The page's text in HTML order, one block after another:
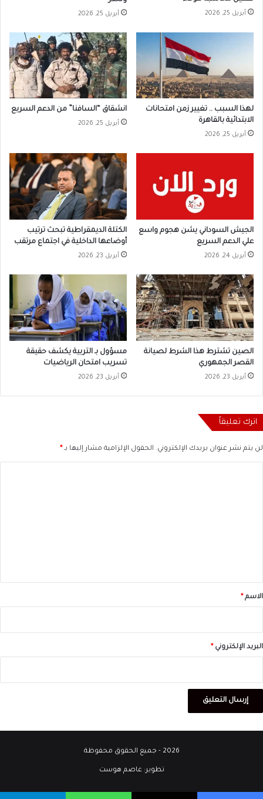
أبريل 25, 2026 أبريل 25, 2026
لهذا السبب .. تغيير زمن امتحانات
الابتدائية بالقاهرة
أبريل 25, 2026
انشقاق “السافنا” من الدعم السريع
أبريل 25, 2026
الجيش السوداني يشن هجوم واسع
علي الدعم السريع
أبريل 24, 2026
الكتلة الديمقراطية تبحث ترتيب
أوضاعها الداخلية في اجتماع مرتقب
أبريل 23, 2026
الصين تشترط هذا الشرط لصيانة
القصر الجمهوري
أبريل 23, 2026
مسؤول بـ التربية يكشف حقيقة
تسريب امتحان الرياضيات
أبريل 23, 2026
اترك تعليقاً
لن يتم نشر عنوان بريدك الإلكتروني. الحقول الإلزامية مشار إليها بـ *
*الاسم *
البريد الإلكتروني *
2026 - جميع الحقوق محفوظة
تطوير:عاصم هوست